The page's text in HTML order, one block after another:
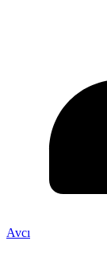
Avcı